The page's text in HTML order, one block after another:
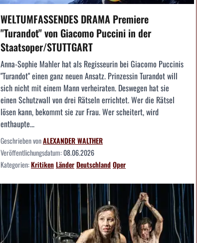
WELTUMFASSENDES DRAMA Premiere
"Turandot" von Giacomo Puccini in der
Staatsoper/STUTTGART
Anna-Sophie Mahler hat als Regisseurin bei Giacomo Puccinis
"Turandot" einen ganz neuen Ansatz. Prinzessin Turandot will
sich nicht mit einem Mann verheiraten. Deswegen hat sie
einen Schutzwall von drei Rätseln errichtet. Wer die Rätsel
lösen kann, bekommt sie zur Frau. Wer scheitert, wird
enthaupte...
Geschrieben vonALEXANDER WALTHER
Veröffentlichungsdatum:08.06.2026
Kategorien:KritikenLänderDeutschlandOper